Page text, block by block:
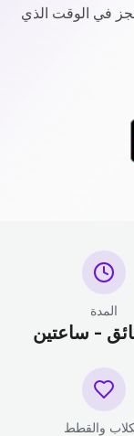
في الوقت الذي
المدة
والقطط